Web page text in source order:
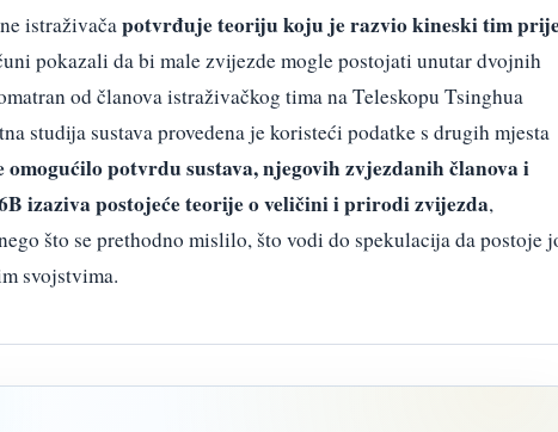
istraživačapotvrđuje teoriju koju je razvio kineski tim
pokazali da bi male zvijezde mogle postojati unutar dvojnih
od članova istraživačkog tima na Teleskopu Tsinghua
studija sustava provedena je koristeći podatke s drugih mjesta
omogućilo potvrdu sustava, njegovih zvjezdanih članova i
izaziva postojeće teorije o veličini i prirodi zvijezda,
što se prethodno mislilo, što vodi do spekulacija da postoje
svojstvima.